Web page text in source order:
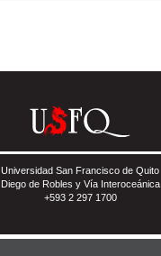
Universidad San Francisco de Quito
Diego de Robles y Vía Interoceánica
+593 2 297 1700